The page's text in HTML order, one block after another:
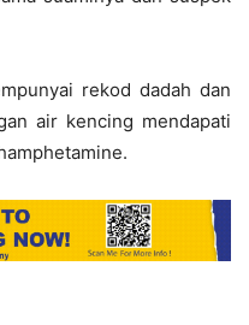
rekod dadah dan
air kencing mendapati